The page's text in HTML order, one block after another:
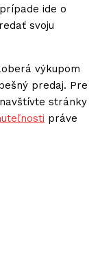
ide o
svoju
výkupom
predaj. Pre
stránky
práve